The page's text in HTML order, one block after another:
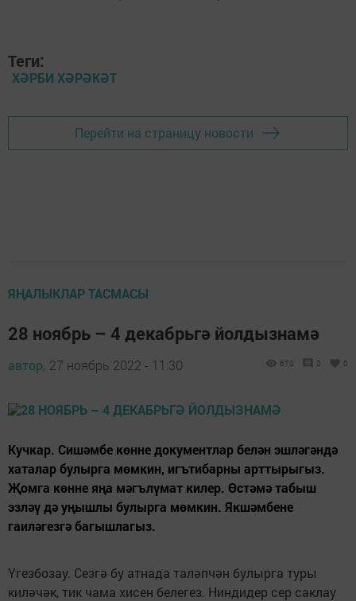
Теги:
ХӘРБИ ХӘРӘКӘТ
Перейти на страницу новости
ЯҢАЛЫКЛАР ТАСМАСЫ
28 ноябрь – 4 декабрьгә йолдызнамә
автор, 27 ноябрь 2022 - 11:30 670 0 0
Кучкар. Сишәмбе көнне документлар белән эшләгәндә
хаталар булырга мөмкин, игътибарны арттырыгыз.
Җомга көнне яңа мәгълүмат килер. Өстәмә табыш
эзләү дә уңышлы булырга мөмкин. Якшәмбене
гаиләгезгә багышлагыз.
Үгезбозау. Сезгә бу атнада таләпчән булырга туры
киләчәк, тик чама хисен белегез. Ниндидер сер саклау